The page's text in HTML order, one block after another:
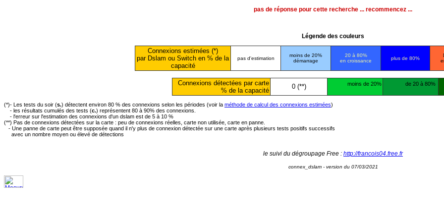
pas de réponse pour cette recherche ... recommencez ...
Légende des couleurs
Connexions estimées (*)
par Dslam ou Switch en % de la
capacité
pas d'estimation
moins de 20%
démarrage
20 à 80%
en croissance
plus de 80%
Connexions détectées par carte
% de la capacité
0 (**) moins de 20% de 20 à 80%
(*)- Les tests du soir (s.) détectent environ 80 % des connexions selon les périodes (voir la méthode de calcul des connexions estimées)
- les résultats cumulés des tests (c.) représentent 80 à 90% des connexions.
- l'erreur sur l'estimation des connexions d'un dslam est de 5 à 10 %
(**) Pas de connexions détectées sur la carte : peu de connexions réelles, carte non utilisée, carte en panne.
- Une panne de carte peut être supposée quand il n'y plus de connexion détectée sur une carte après plusieurs tests positifs successifs
avec un nombre moyen ou élevé de détections
le suivi du dégroupage Free : http://francois04.free.fr
connex_dslam - version du 07/03/2021